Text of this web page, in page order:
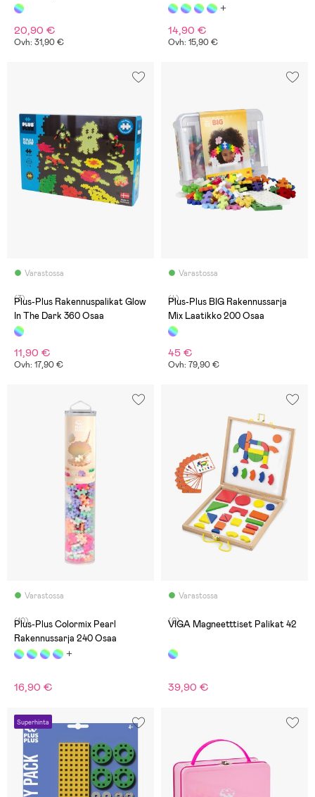
20,90 €
Ovh: 31,90 €
14,90 €
Ovh: 15,90 €
Varastossa
(3)
Plus-Plus Rakennuspalikat Glow
In The Dark 360 Osaa
11,90 €
Ovh: 17,90 €
Varastossa
(4)
Plus-Plus BIG Rakennussarja
Mix Laatikko 200 Osaa
45 €
Ovh: 79,90 €
Varastossa
(10)
Plus-Plus Colormix Pearl
Rakennussarja 240 Osaa
16,90 €
Varastossa
(0)
VIGA Magneetttiset Palikat 42
39,90 €
Superhinta